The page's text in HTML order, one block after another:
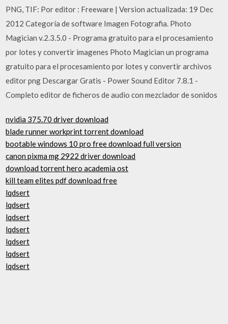
PNG, TIF: Por editor : Freeware | Version actualizada: 19 Dec
2012 Categoría de software Imagen Fotografia. Photo
Magician v.2.3.5.0 - Programa gratuito para el procesamiento
por lotes y convertir imagenes Photo Magician un programa
gratuito para el procesamiento por lotes y convertir archivos
editor png Descargar Gratis - Power Sound Editor 7.8.1 -
Completo editor de ficheros de audio con mezclador de sonidos
nvidia 375.70 driver download
blade runner workprint torrent download
bootable windows 10 pro free download full version
canon pixma mg 2922 driver download
download torrent hero academia ost
kill team elites pdf download free
lqdsert
lqdsert
lqdsert
lqdsert
lqdsert
lqdsert
lqdsert